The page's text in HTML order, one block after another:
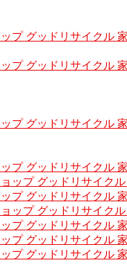
プ グッドリサイクル
プ グッドリサイクル
プ グッドリサイクル
プ グッドリサイクル
ップ グッドリサイク
プ グッドリサイクル
ップ グッドリサイク
プ グッドリサイクル
プ グッドリサイクル
プ グッドリサイクル